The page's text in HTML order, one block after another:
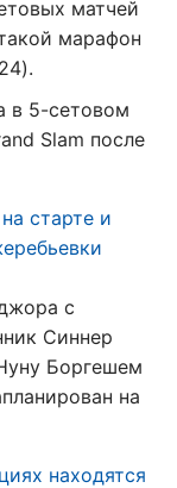
матчей
марафон
в 5-сетовом
Slam после
старте и
с
Синнер
Боргешем
на
находятся